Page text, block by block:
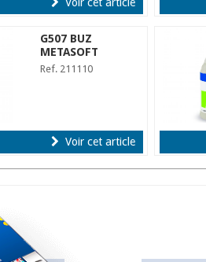
G507 BUZ
METASOFT
Ref. 211110
Voir cet article